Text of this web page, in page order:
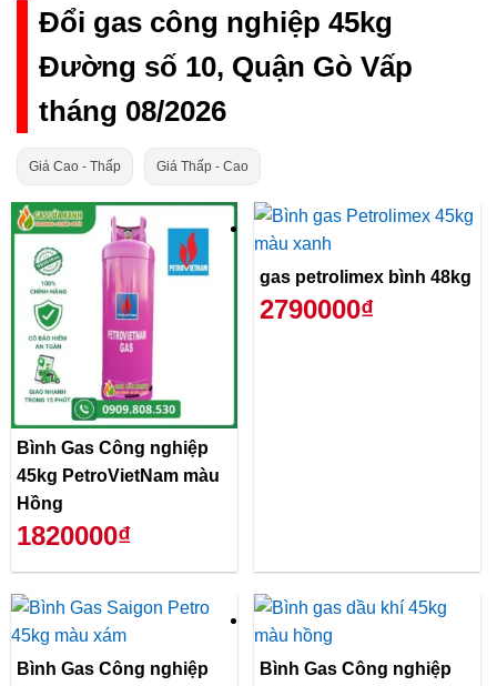
Đổi gas công nghiệp 45kg
Đường số 10, Quận Gò Vấp
tháng 08/2026
Giá Cao - Thấp Giá Thấp - Cao
Bình Gas Công nghiệp
45kg PetroVietNam màu
Hồng
1820000₫
gas petrolimex bình 48kg
2790000₫
Bình Gas Công nghiệp
Bình Gas Công nghiệp